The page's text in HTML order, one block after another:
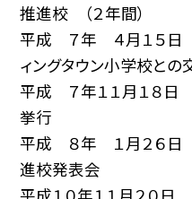
推進校 （２年間）
平成 ７年 ４月１５日
ィングタウン小学校との
平成 ７年１１月１８
挙行
平成 ８年 １月２６
進校発表会